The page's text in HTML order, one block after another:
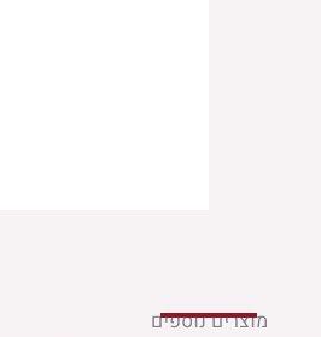
מוצרים נוספים